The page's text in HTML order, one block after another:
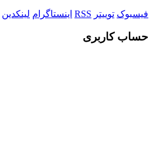
فیسبوک توییتر RSS اینستاگرام لینکدین
حساب کاربری